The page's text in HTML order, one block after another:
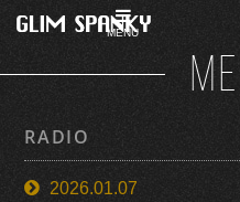
MENU
RADIO
2026.01.07